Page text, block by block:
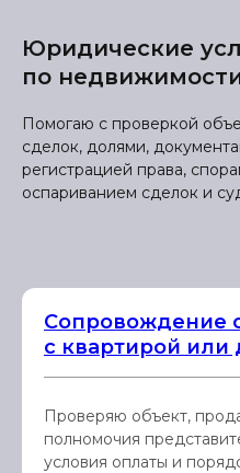
Юридические
по
Помогаю с проверкой
сделок, долями,
регистрацией права,
оспариванием сделок и
Сопровождение
с квартирой или
Проверяю объект,
полномочия
условия оплаты и